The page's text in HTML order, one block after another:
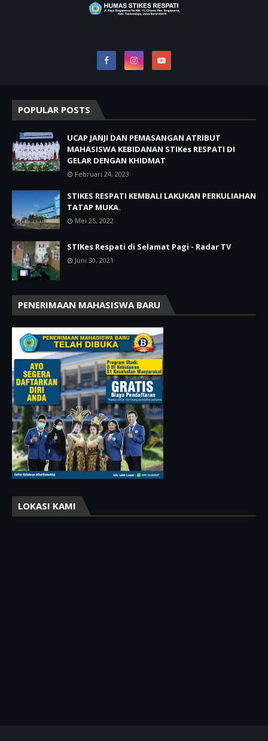
POPULAR POSTS
UCAP JANJI DAN PEMASANGAN ATRIBUT
MAHASISWA KEBIDANAN STIKes RESPATI DI
GELAR DENGAN KHIDMAT
Februari 24, 2023
STIKES RESPATI KEMBALI LAKUKAN PERKULIAHAN
TATAP MUKA.
Mei 25, 2022
STIKes Respati di Selamat Pagi - Radar TV
Juni 30, 2021
PENERIMAAN MAHASISWA BARU
LOKASI KAMI